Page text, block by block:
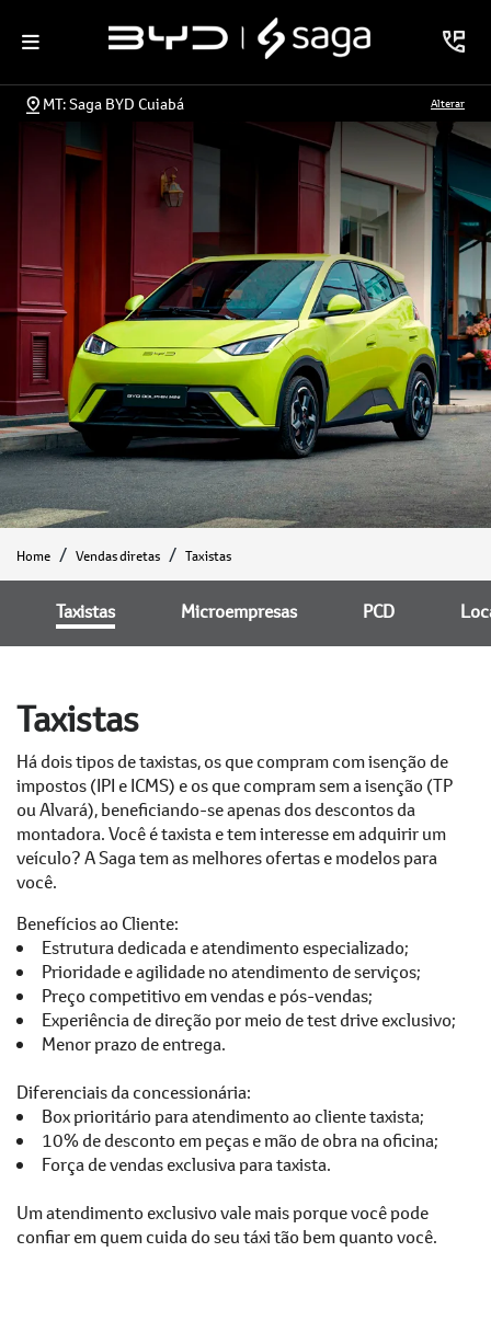
MT: Saga BYD Cuiabá Alterar
Home Vendas diretas Taxistas
Microempresas PCD
Taxistas
Taxistas
Há dois tipos de taxistas, os que compram com isenção de
impostos (IPI e ICMS) e os que compram sem a isenção (TP
ou Alvará), beneficiando-se apenas dos descontos da
montadora. Você é taxista e tem interesse em adquirir um
veículo? A Saga tem as melhores ofertas e modelos para
você.
Benefícios ao Cliente:
Estrutura dedicada e atendimento especializado;
Prioridade e agilidade no atendimento de serviços;
Preço competitivo em vendas e pós-vendas;
Experiência de direção por meio de test drive exclusivo;
Menor prazo de entrega.
Diferenciais da concessionária:
Box prioritário para atendimento ao cliente taxista;
10% de desconto em peças e mão de obra na oficina;
Força de vendas exclusiva para taxista.
Um atendimento exclusivo vale mais porque você pode
confiar em quem cuida do seu táxi tão bem quanto você.